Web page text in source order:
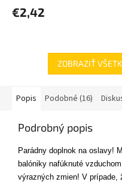
€2,42
ZOBRAZIŤ
Popis Podobné (16)
Podrobný popis
Parádny doplnok na oslavy!
balóniky nafúknuté
výrazných zmien! V prípade,